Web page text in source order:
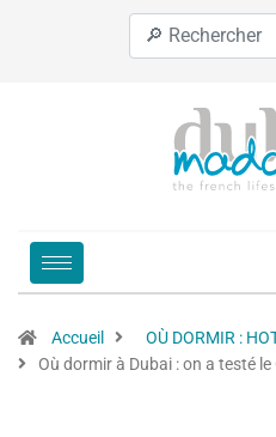
Accueil
OÙ DORMIR :
Où dormir à Dubai : on a testé le